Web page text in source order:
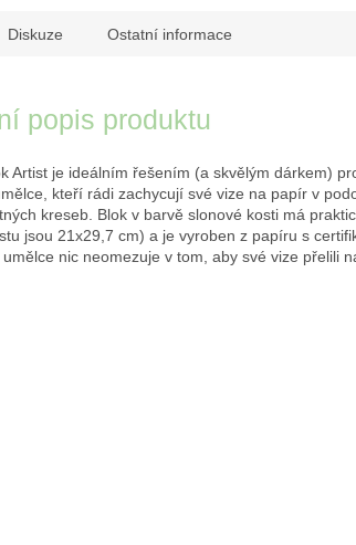
Diskuze Ostatní informace
popis produktu
Artist je ideálním řešením (a skvělým dárkem)
kteří rádi zachycují své vize na papír v
kreseb. Blok v barvě slonové kosti má
jsou 21x29,7 cm) a je vyroben z papíru s
nic neomezuje v tom, aby své vize přelili